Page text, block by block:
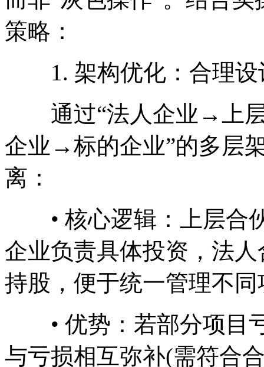
策略：
1. 架构优化：合理设
通过“法人企业→上层
企业→标的企业”的多层
离：
• 核心逻辑：上层合
企业负责具体投资，法
持股，便于统一管理不
• 优势：若部分项目
与亏损相互弥补(需符合